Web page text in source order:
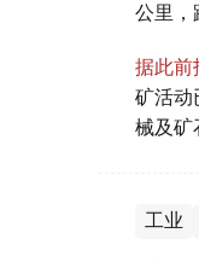
公里，
据此前
矿活动
械及矿
工业